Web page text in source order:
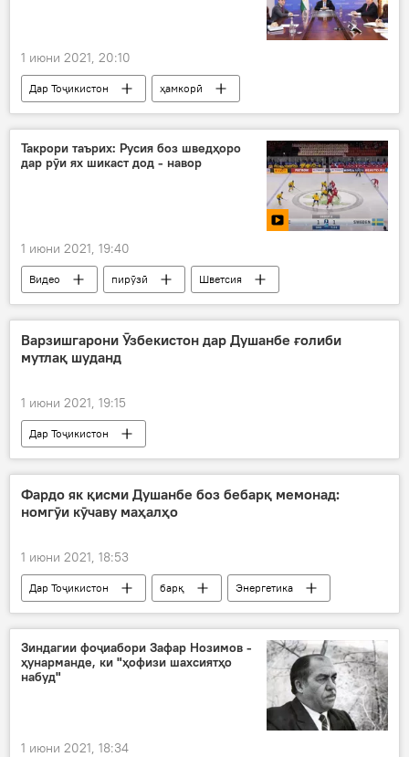
1 июни 2021, 20:10
Дар Тоҷикистон
ҳамкорӣ
имзои санад
Вазорати умури хориҷии Тоҷикистон
Сироҷиддин Муҳриддин
Такрори таърих: Русия боз шведҳоро
дар рӯи ях шикаст дод - навор
1 июни 2021, 19:40
Видео пирӯзӣ
Шветсия
хоккей
бозӣ Дар Русия
Варзишгарони Ӯзбекистон дар Душанбе ғолиби
мутлақ шуданд
1 июни 2021, 19:15
Дар Тоҷикистон
Навигариҳои варзиши Тоҷикистон
теннис
Фардо як қисми Душанбе боз бебарқ мемонад:
номгӯи кӯчаву маҳалҳо
1 июни 2021, 18:53
Дар Тоҷикистон барқ
Энергетика
Душанбе
Иҷтимоъ
Зиндагии фоҷиабори Зафар Нозимов -
ҳунарманде, ки "ҳофизи шахсиятҳо
набуд"
1 июни 2021, 18:34